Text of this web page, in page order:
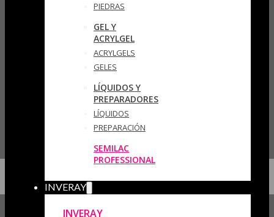
PIEDRAS
GEL Y
ACRYLGEL
ACRYLGELS
GELES
LÍQUIDOS Y
PREPARADORES
LÍQUIDOS
PREPARACIÓN
SEMILAC
PROFESSIONAL
INVERAY
INVERAY